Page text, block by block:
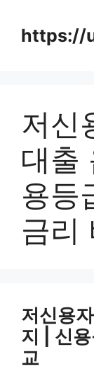
contenthttps://
저신
대출
용등
금리
저신용
지 | 신
교